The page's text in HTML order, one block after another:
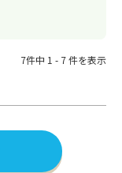
7件中 1 - 7 件を表示